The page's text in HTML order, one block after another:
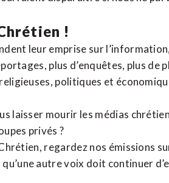
!
leur emprise sur
plus d’enquêtes, plus de
politiques et
laisser mourir les médias
privés ?
regardez nos émissions
autre voix doit continuer